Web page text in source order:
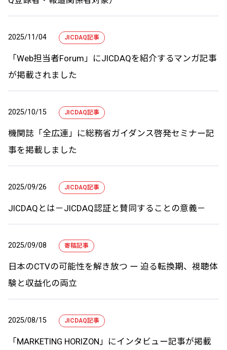
2025/11/04 JICDAQ記事
「Web担当者Forum」にJICDAQを紹介するマンガ記事
が掲載されました
2025/10/15 JICDAQ記事
機関誌「全広連」に総務省ガイダンス啓発セミナー記
事を掲載しました
2025/09/26 JICDAQ記事
JICDAQとは－JICDAQ認証と賛同することの意義－
2025/09/08 寄稿記事
日本のCTVの可能性を解き放つ ー 迫る転換期、視聴体
験と収益化の両立
2025/08/15 JICDAQ記事
「MARKETING HORIZON」にインタビュー記事が掲載